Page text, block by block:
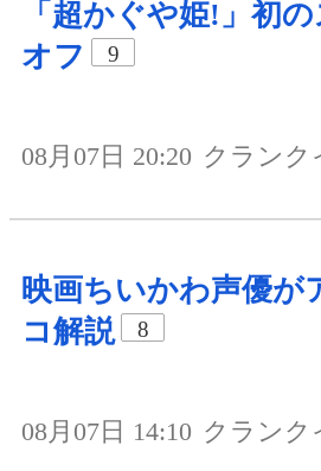
「超かぐや姫!」初
オフ
9
08月07日 20:20 クランク
映画ちいかわ声優が
コ解説
8
08月07日 14:10 クランク